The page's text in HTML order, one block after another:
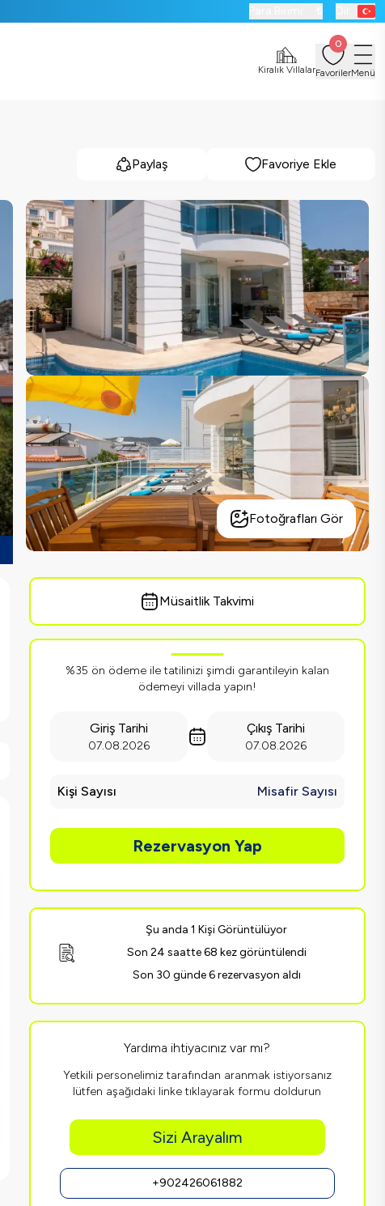
Kiralık Villalar
0
FavorilerMenü
Paylaş Favoriye Ekle
Fotoğrafları Gör
Müsaitlik Takvimi
%35 ön ödeme ile tatilinizi şimdi garantileyin kalan
ödemeyi villada yapın!
Giriş Tarihi
07.08.2026
Çıkış Tarihi
07.08.2026
Kişi Sayısı Misafir Sayısı
Rezervasyon Yap
Şu anda 1 Kişi Görüntülüyor
Son 24 saatte 68 kez görüntülendi
Son 30 günde 6 rezervasyon aldı
Yardıma ihtiyacınız var mı?
Yetkili personelimiz tarafından aranmak istiyorsanız
lütfen aşağıdaki linke tıklayarak formu doldurun
Sizi Arayalım
+902426061882